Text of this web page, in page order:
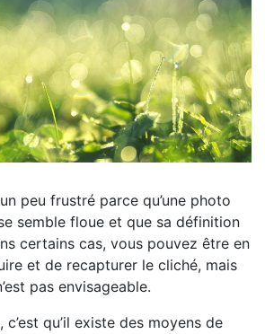
peu frustré parce qu’une photo
semble floue et que sa définition
certains cas, vous pouvez être en
et de recapturer le cliché, mais
pas envisageable.
qu’il existe des moyens de